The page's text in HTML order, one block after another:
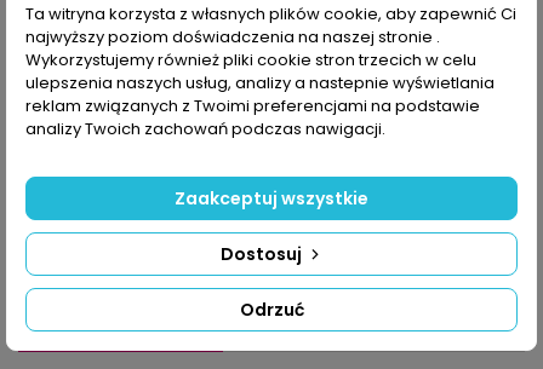
OPIS SZCZEGÓŁY PRODUKTU
Z asymetrycznym dołem, w pasy oczek spuszczanych czy
kolorowe wzory? A może efektowny ażur? Sukienka czy top?
kardigany na zamek, minisukienki, malutkie żakieciki bez
zapięcia, bolerko z szydełkową plisą, piękna tunika świetna dla
przyszłych mam. Młodzieżowy, nonszalancki styl lub
ponadczasowa elegancja. Jednym słowem – dzianiny na czas
wolny i do pracy.
KOMENTARZE (0) Oceń
Ta witryna korzysta z własnych plików cookie, aby zapewnić Ci
najwyższy poziom doświadczenia na naszej stronie .
Wykorzystujemy również pliki cookie stron trzecich w celu
ulepszenia naszych usług, analizy a nastepnie wyświetlania
reklam związanych z Twoimi preferencjami na podstawie
analizy Twoich zachowań podczas nawigacji.
Odrzuć
Dostosuj
Zaakceptuj wszystkie